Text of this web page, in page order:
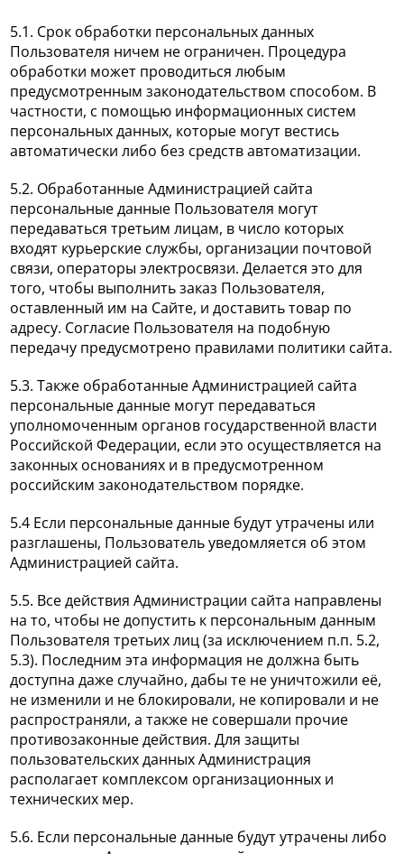
5.1. Срок обработки персональных данных
Пользователя ничем не ограничен. Процедура
обработки может проводиться любым
предусмотренным законодательством способом. В
частности, с помощью информационных систем
персональных данных, которые могут вестись
автоматически либо без средств автоматизации.
5.2. Обработанные Администрацией сайта
персональные данные Пользователя могут
передаваться третьим лицам, в число которых
входят курьерские службы, организации почтовой
связи, операторы электросвязи. Делается это для
того, чтобы выполнить заказ Пользователя,
оставленный им на Сайте, и доставить товар по
адресу. Согласие Пользователя на подобную
передачу предусмотрено правилами политики сайта.
5.3. Также обработанные Администрацией сайта
персональные данные могут передаваться
уполномоченным органов государственной власти
Российской Федерации, если это осуществляется на
законных основаниях и в предусмотренном
российским законодательством порядке.
5.4 Если персональные данные будут утрачены или
разглашены, Пользователь уведомляется об этом
Администрацией сайта.
5.5. Все действия Администрации сайта направлены
на то, чтобы не допустить к персональным данным
Пользователя третьих лиц (за исключением п.п. 5.2,
5.3). Последним эта информация не должна быть
доступна даже случайно, дабы те не уничтожили её,
не изменили и не блокировали, не копировали и не
распространяли, а также не совершали прочие
противозаконные действия. Для защиты
пользовательских данных Администрация
располагает комплексом организационных и
технических мер.
5.6. Если персональные данные будут утрачены либо